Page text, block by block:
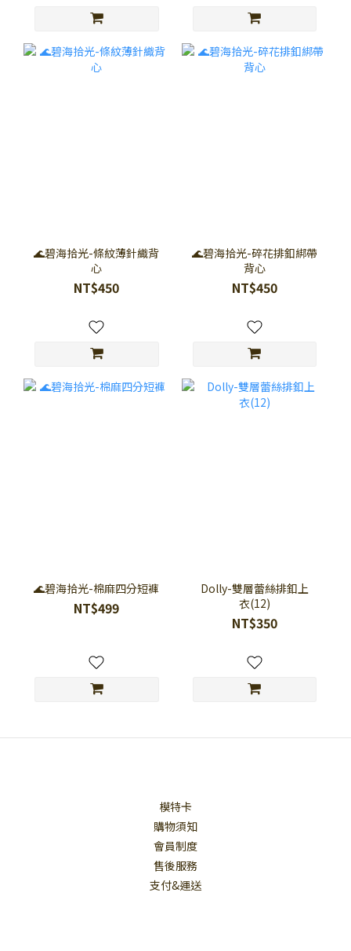
🌊碧海拾光-條紋薄針織背
心
NT$450
🌊碧海拾光-碎花排釦綁帶
背心
NT$450
🌊碧海拾光-棉麻四分短褲
NT$499
Dolly-雙層蕾絲排釦上
衣⁠(12)
NT$350
模特卡
購物須知
會員制度
售後服務
支付&運送